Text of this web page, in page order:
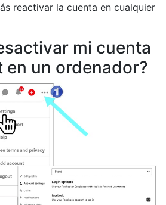
reactivar la cuenta en cualquier
mi cuenta
en un ordenador?